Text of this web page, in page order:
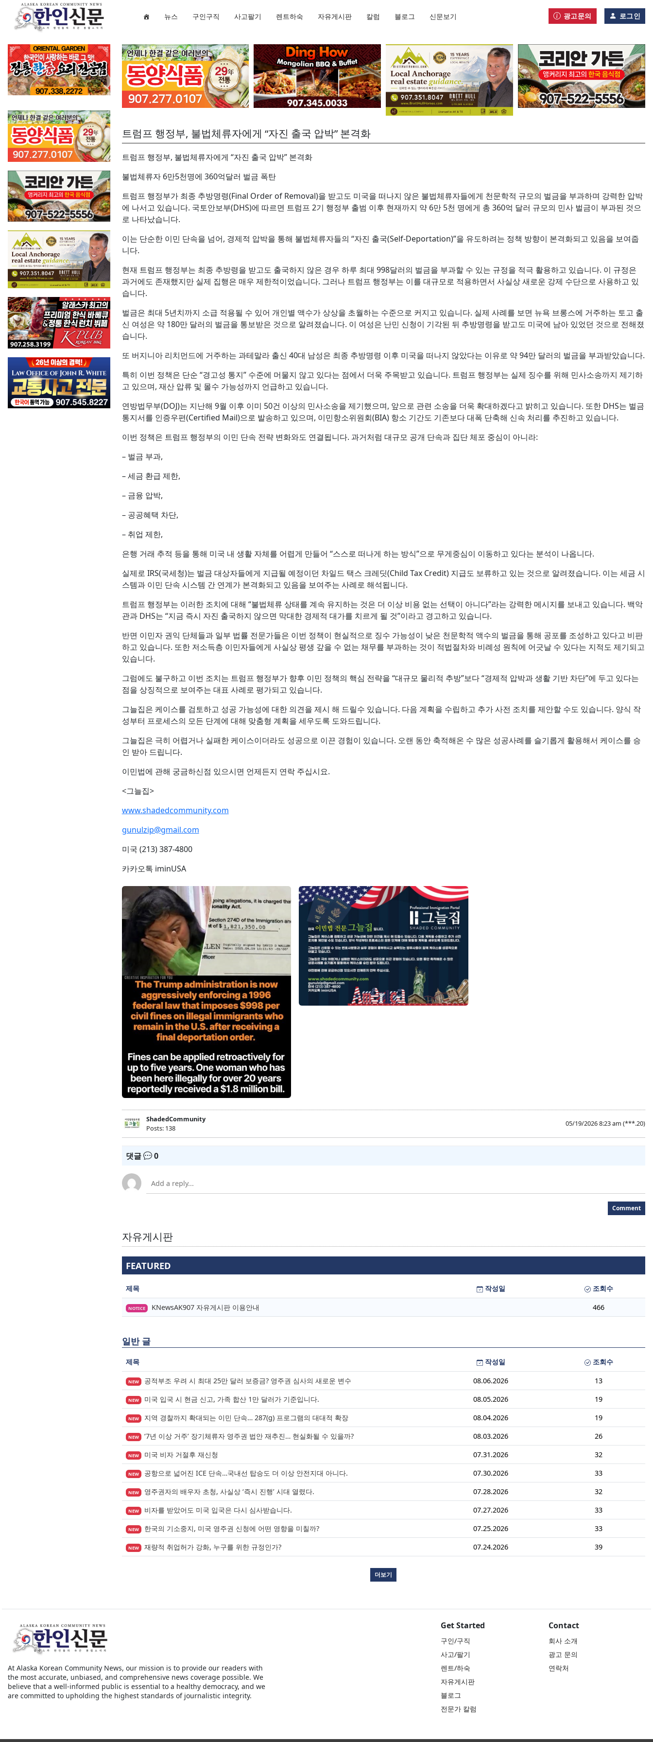
뉴스 구인구직 사고팔기 렌트하숙 자유게시판 칼럼 블로그 신문보기 광고문의 로그인
트럼프 행정부, 불법체류자에게 “자진 출국 압박” 본격화
트럼프 행정부, 불법체류자에게 “자진 출국 압박” 본격화
불법체류자 6만5천명에 360억달러 벌금 폭탄
트럼프 행정부가 최종 추방명령(Final Order of Removal)을 받고도 미국을 떠나지 않은 불법체류자들에게 천문학적 규모의 벌금을 부과하며 강력한 압박
에 나서고 있습니다. 국토안보부(DHS)에 따르면 트럼프 2기 행정부 출범 이후 현재까지 약 6만 5천 명에게 총 360억 달러 규모의 민사 벌금이 부과된 것으
로 나타났습니다.
이는 단순한 이민 단속을 넘어, 경제적 압박을 통해 불법체류자들의 “자진 출국(Self-Deportation)”을 유도하려는 정책 방향이 본격화되고 있음을 보여줍
니다.
현재 트럼프 행정부는 최종 추방령을 받고도 출국하지 않은 경우 하루 최대 998달러의 벌금을 부과할 수 있는 규정을 적극 활용하고 있습니다. 이 규정은
과거에도 존재했지만 실제 집행은 매우 제한적이었습니다. 그러나 트럼프 행정부는 이를 대규모로 적용하면서 사실상 새로운 강제 수단으로 사용하고 있
습니다.
벌금은 최대 5년치까지 소급 적용될 수 있어 개인별 액수가 상상을 초월하는 수준으로 커지고 있습니다. 실제 사례를 보면 뉴욕 브롱스에 거주하는 토고 출
신 여성은 약 180만 달러의 벌금을 통보받은 것으로 알려졌습니다. 이 여성은 난민 신청이 기각된 뒤 추방명령을 받고도 미국에 남아 있었던 것으로 전해졌
습니다.
또 버지니아 리치먼드에 거주하는 과테말라 출신 40대 남성은 최종 추방명령 이후 미국을 떠나지 않았다는 이유로 약 94만 달러의 벌금을 부과받았습니다.
특히 이번 정책은 단순 “경고성 통지” 수준에 머물지 않고 있다는 점에서 더욱 주목받고 있습니다. 트럼프 행정부는 실제 징수를 위해 민사소송까지 제기하
고 있으며, 재산 압류 및 몰수 가능성까지 언급하고 있습니다.
연방법무부(DOJ)는 지난해 9월 이후 이미 50건 이상의 민사소송을 제기했으며, 앞으로 관련 소송을 더욱 확대하겠다고 밝히고 있습니다. 또한 DHS는 벌금
통지서를 인증우편(Certified Mail)으로 발송하고 있으며, 이민항소위원회(BIA) 항소 기간도 기존보다 대폭 단축해 신속 처리를 추진하고 있습니다.
이번 정책은 트럼프 행정부의 이민 단속 전략 변화와도 연결됩니다. 과거처럼 대규모 공개 단속과 집단 체포 중심이 아니라:
– 벌금 부과,
– 세금 환급 제한,
– 금융 압박,
– 공공혜택 차단,
– 취업 제한,
은행 거래 추적 등을 통해 미국 내 생활 자체를 어렵게 만들어 “스스로 떠나게 하는 방식”으로 무게중심이 이동하고 있다는 분석이 나옵니다.
실제로 IRS(국세청)는 벌금 대상자들에게 지급될 예정이던 차일드 택스 크레딧(Child Tax Credit) 지급도 보류하고 있는 것으로 알려졌습니다. 이는 세금 시
스템과 이민 단속 시스템 간 연계가 본격화되고 있음을 보여주는 사례로 해석됩니다.
트럼프 행정부는 이러한 조치에 대해 “불법체류 상태를 계속 유지하는 것은 더 이상 비용 없는 선택이 아니다”라는 강력한 메시지를 보내고 있습니다. 백악
관과 DHS는 “지금 즉시 자진 출국하지 않으면 막대한 경제적 대가를 치르게 될 것”이라고 경고하고 있습니다.
반면 이민자 권익 단체들과 일부 법률 전문가들은 이번 정책이 현실적으로 징수 가능성이 낮은 천문학적 액수의 벌금을 통해 공포를 조성하고 있다고 비판
하고 있습니다. 또한 저소득층 이민자들에게 사실상 평생 갚을 수 없는 채무를 부과하는 것이 적법절차와 비례성 원칙에 어긋날 수 있다는 지적도 제기되고
있습니다.
그럼에도 불구하고 이번 조치는 트럼프 행정부가 향후 이민 정책의 핵심 전략을 “대규모 물리적 추방”보다 “경제적 압박과 생활 기반 차단”에 두고 있다는
점을 상징적으로 보여주는 대표 사례로 평가되고 있습니다.
그늘집은 케이스를 검토하고 성공 가능성에 대한 의견을 제시 해 드릴수 있습니다. 다음 계획을 수립하고 추가 사전 조치를 제안할 수도 있습니다. 양식 작
성부터 프로세스의 모든 단계에 대해 맞춤형 계획을 세우도록 도와드립니다.
그늘집은 극히 어렵거나 실패한 케이스이더라도 성공으로 이끈 경험이 있습니다. 오랜 동안 축적해온 수 많은 성공사례를 슬기롭게 활용해서 케이스를 승
인 받아 드립니다.
이민법에 관해 궁금하신점 있으시면 언제든지 연락 주십시요.
<그늘집>
www.shadedcommunity.com
gunulzip@gmail.com
미국 (213) 387-4800
카카오톡 iminUSA
ShadedCommunity
Posts: 138
05/19/2026 8:23 am (***.20)
댓글 0
Comment
자유게시판
FEATURED
제목 작성일 조회수
NOTICE KNewsAK907 자유게시판 이용안내 466
일반 글
제목 작성일 조회수
NEW 공적부조 우려 시 최대 25만 달러 보증금? 영주권 심사의 새로운 변수 08.06.2026 13
NEW 미국 입국 시 현금 신고, 가족 합산 1만 달러가 기준입니다. 08.05.2026 19
NEW 지역 경찰까지 확대되는 이민 단속… 287(g) 프로그램의 대대적 확장 08.04.2026 19
NEW ‘7년 이상 거주’ 장기체류자 영주권 법안 재추진… 현실화될 수 있을까? 08.03.2026 26
NEW 미국 비자 거절후 재신청 07.31.2026 32
NEW 공항으로 넓어진 ICE 단속…국내선 탑승도 더 이상 안전지대 아니다. 07.30.2026 33
NEW 영주권자의 배우자 초청, 사실상 ‘즉시 진행’ 시대 열렸다. 07.28.2026 32
NEW 비자를 받았어도 미국 입국은 다시 심사받습니다. 07.27.2026 33
NEW 한국의 기소중지, 미국 영주권 신청에 어떤 영향을 미칠까? 07.25.2026 33
NEW 재량적 취업허가 강화, 누구를 위한 규정인가? 07.24.2026 39
더보기
At Alaska Korean Community News, our mission is to provide our readers with
the most accurate, unbiased, and comprehensive news coverage possible. We
believe that a well-informed public is essential to a healthy democracy, and we
are committed to upholding the highest standards of journalistic integrity.
Get Started
구인/구직
사고/팔기
렌트/하숙
자유게시판
블로그
전문가 칼럼
Contact
회사 소개
광고 문의
연락처